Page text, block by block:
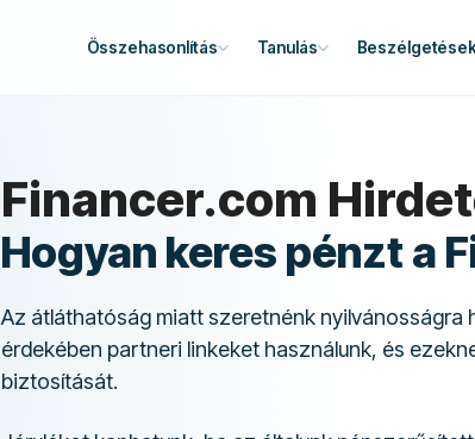
Összehasonlítás Tanulás
Financer.com
Hogyan keres pénzt a
Az átláthatóság miatt szeretnénk
érdekében partneri linkeket használunk, és
biztosítását.